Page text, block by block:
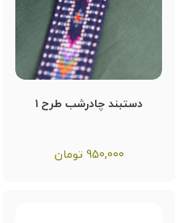
دستبند چادرشب طرح ۱
950,000 تومان